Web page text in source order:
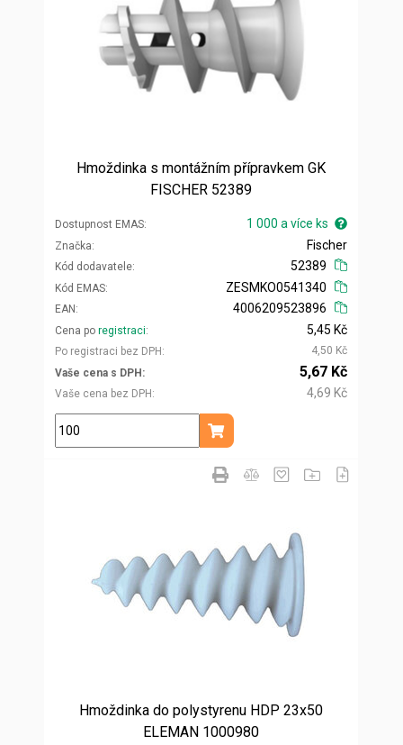
Hmoždinka s montážním přípravkem GK
FISCHER 52389
Dostupnost EMAS 1 000 a více ks
Značka
Kód dodavatele
Fischer
52389
Kód EMAS
EAN
ZESMKO0541340
4006209523896
Cena po registraci
Po registraci bez DPH
5,45 Kč
4,50 Kč
Vaše cena s DPH
Vaše cena bez DPH
5,67 Kč
4,69 Kč
ks
Přidat do košíku
Hmoždinka do polystyrenu HDP 23x50
ELEMAN 1000980